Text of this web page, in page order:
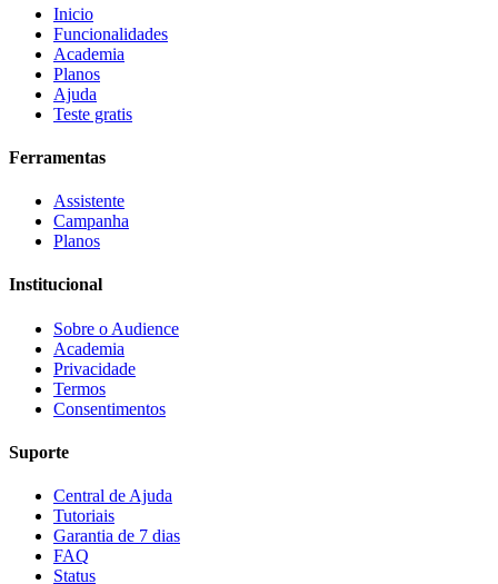
Inicio
Funcionalidades
Academia
Planos
Ajuda
Teste gratis
Ferramentas
Assistente
Campanha
Planos
Institucional
Sobre o Audience
Academia
Privacidade
Termos
Consentimentos
Suporte
Central de Ajuda
Tutoriais
Garantia de 7 dias
FAQ
Status